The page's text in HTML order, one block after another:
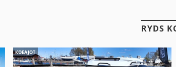
RYDS
KOEAJOT